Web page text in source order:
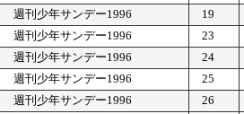
週刊少年サンデー1996
19
週刊少年サンデー1996
23
週刊少年サンデー1996
24
週刊少年サンデー1996
25
週刊少年サンデー1996
26